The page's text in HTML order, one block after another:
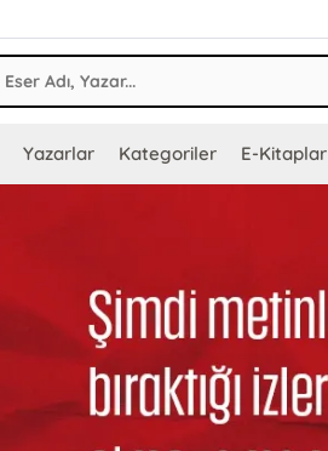
Yazarlar Kategoriler E-Kitaplar